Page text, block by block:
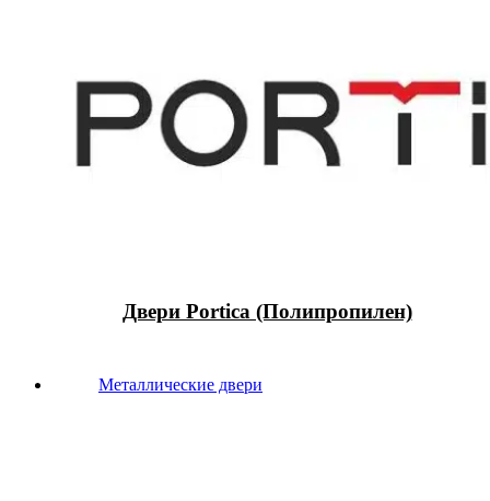
Двери Portica (Полипропилен)
Металлические двери